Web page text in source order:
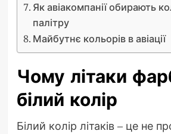
Як авіакомпанії обирають
палітру
Майбутнє кольорів в авіації
Чому літаки
білий колір
Білий колір літаків – це не